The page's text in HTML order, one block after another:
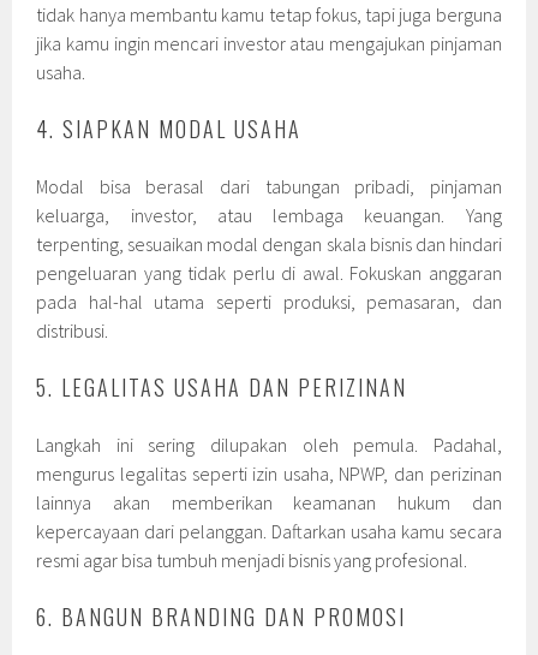
tidak hanya membantu kamu tetap fokus, tapi juga berguna
jika kamu ingin mencari investor atau mengajukan pinjaman
usaha.
4. SIAPKAN MODAL USAHA
Modal bisa berasal dari tabungan pribadi, pinjaman
keluarga, investor, atau lembaga keuangan. Yang
terpenting, sesuaikan modal dengan skala bisnis dan hindari
pengeluaran yang tidak perlu di awal. Fokuskan anggaran
pada hal-hal utama seperti produksi, pemasaran, dan
distribusi.
5. LEGALITAS USAHA DAN PERIZINAN
Langkah ini sering dilupakan oleh pemula. Padahal,
mengurus legalitas seperti izin usaha, NPWP, dan perizinan
lainnya akan memberikan keamanan hukum dan
kepercayaan dari pelanggan. Daftarkan usaha kamu secara
resmi agar bisa tumbuh menjadi bisnis yang profesional.
6. BANGUN BRANDING DAN PROMOSI